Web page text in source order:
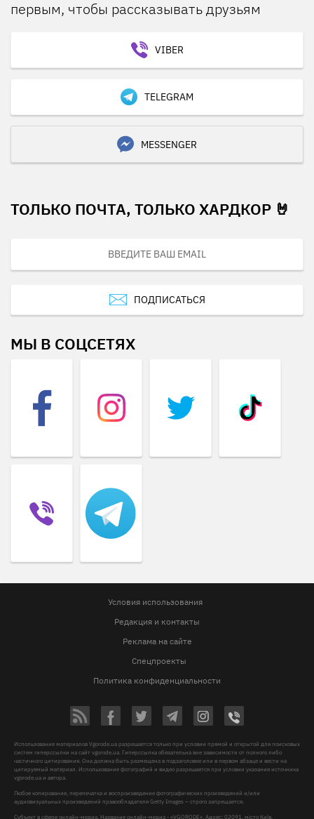
первым, чтобы рассказывать друзьям
VIBER
TELEGRAM
MESSENGER
ТОЛЬКО ПОЧТА, ТОЛЬКО ХАРДКОР 🤘
ПОДПИСАТЬСЯ
МЫ В СОЦСЕТЯХ
Условия использования
Редакция и контакты
Реклама на сайте
Спецпроекты
Политика конфиденциальности
Использование материалов Vgorode.ua разрешается только при условии прямой и открытой для поисковых
систем гиперссылки на сайт vgorode.ua. Гиперссылка обязательна вне зависимости от полного либо
частичного цитирования. Она должна быть размещена в подзаголовке или в первом абзаце и вести на
цитируемый материал. Использование фотографий и видео разрешается при условии указания источника
vgorode.ua и автора.
Любое копирование, перепечатка и воспроизведение фотографических произведений и/или
аудиовизуальных произведений правообладателя Getty Images – строго запрещается.
Субъект в сфере онлайн-медиа, Название онлайн-медиа - «VGORODE», Адрес: 02091, місто Київ,